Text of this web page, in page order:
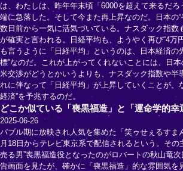
は、わたしは、昨年年末頃「6000を超えて来るだ
端に急落した。そして今また再上昇なのだ。日本の
数日前から一気に活気づいている。ナスダック指数
が確実と言われる。日経平均も、ようやく再び“4万
も言うように「日経平均」というのは、日本経済の
標”なのだ。これが上がってくれないことには、日
米交渉がどうとかいうよりも、ナスダック指数や半
れに伴なって「日経平均」が上昇していくことが、
経済”を予兆するのだ。
どこか似ている「喪黒福造」と「運命学的幸
2025-06-26
バブル期に放映され人気を集めた「笑ゥせぇるすま
月18日からテレビ東京系で配信されるという。その
売る男”喪黒福造役となったのがロバートの秋山竜
告画面を見たが、確かに「喪黒福造」的な雰囲気を